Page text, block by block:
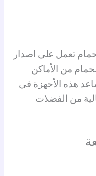
تعمل على اصدار
من الأماكن
هذه الأجهزة في
من الفضلات